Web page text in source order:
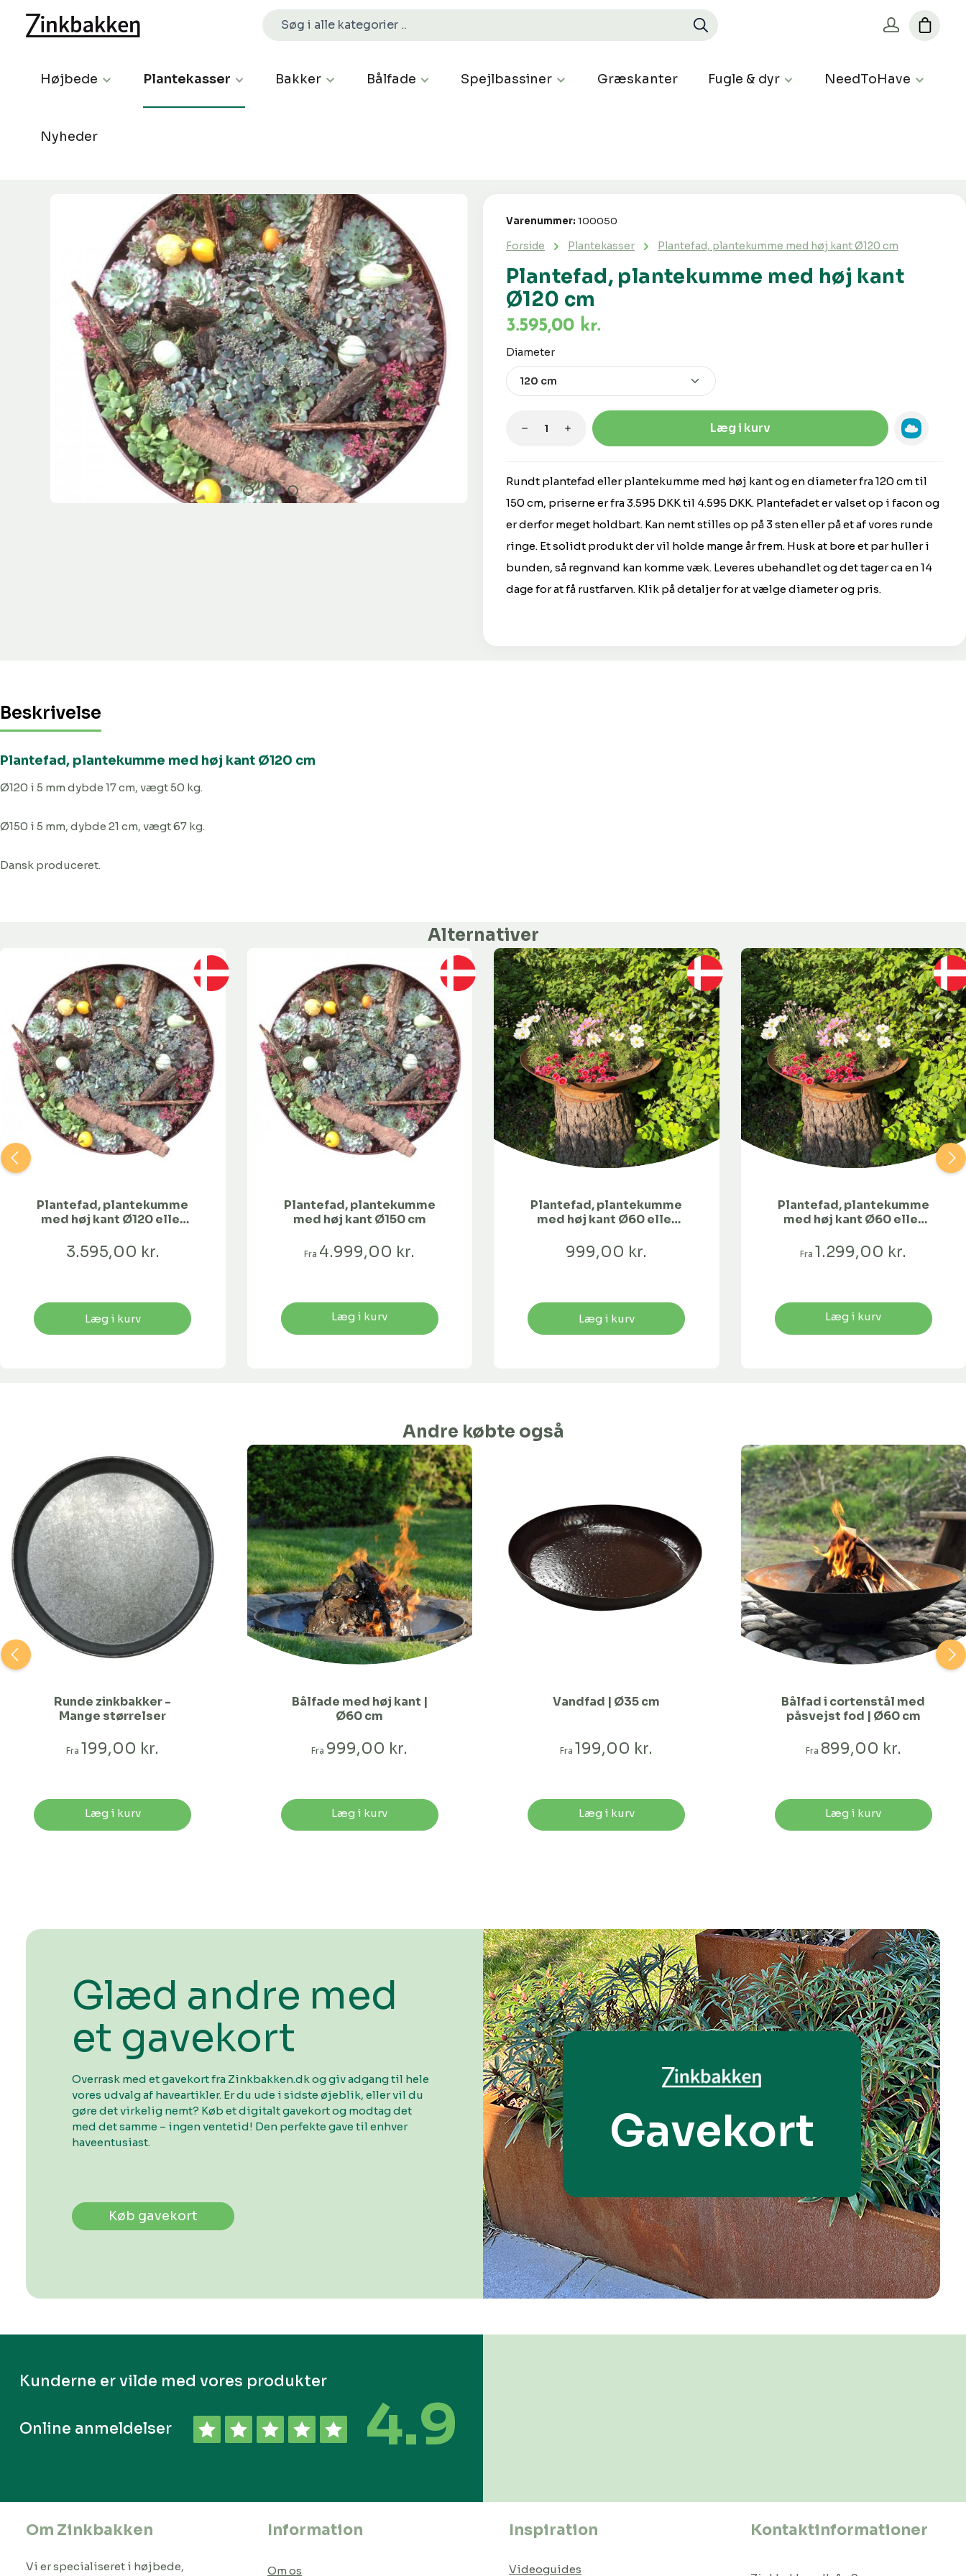
Højbede Plantekasser Bakker Bålfade Spejlbassiner Græskanter Fugle & dyr NeedToHave
Nyheder
Plantefad, plantekumme med høj kant
Ø120 cm
Forside Plantekasser Plantefad, plantekumme med høj kant Ø120 cm
Varenummer: 100050
Rundt plantefad eller plantekumme med høj kant og en diameter fra 120 cm til
150 cm, priserne er fra 3.595 DKK til 4.595 DKK. Plantefadet er valset op i facon og
er derfor meget holdbart. Kan nemt stilles op på 3 sten eller på et af vores runde
ringe. Et solidt produkt der vil holde mange år frem. Husk at bore et par huller i
bunden, så regnvand kan komme væk. Leveres ubehandlet og det tager ca en 14
dage for at få rustfarven. Klik på detaljer for at vælge diameter og pris.
3.595,00 kr.
Vælg
Diameter
Produktmængde: Indtast den ønskede mængde,
Læg i kurv
Beskrivelse
Plantefad, plantekumme med høj kant Ø120 cm
Ø120 i 5 mm dybde 17 cm, vægt 50 kg.
Ø150 i 5 mm, dybde 21 cm, vægt 67 kg.
Dansk produceret.
Alternativer
Plantefad, plantekumme
med høj kant Ø120 eller
3.595,00 kr.
Læg i kurv
Plantefad, plantekumme
med høj kant Ø150 cm
Fra 4.999,00 kr.
Læg i kurv
Plantefad, plantekumme
med høj kant Ø60 eller
999,00 kr.
Læg i kurv
Plantefad, plantekumme
med høj kant Ø60 eller
Fra 1.299,00 kr.
Læg i kurv
Andre købte også
Runde zinkbakker -
Mange størrelser
Fra 199,00 kr.
Læg i kurv
Bålfade med høj kant |
Ø60 cm
Fra 999,00 kr.
Læg i kurv
Vandfad | Ø35 cm
Fra 199,00 kr.
Læg i kurv
Bålfad i cortenstål med
påsvejst fod | Ø60 cm
Fra 899,00 kr.
Læg i kurv
Glæd andre med
et gavekort
Overrask med et gavekort fra Zinkbakken.dk og giv adgang til hele
vores udvalg af haveartikler. Er du ude i sidste øjeblik, eller vil du
gøre det virkelig nemt? Køb et digitalt gavekort og modtag det
med det samme – ingen ventetid! Den perfekte gave til enhver
haveentusiast.
Køb gavekort
Gavekort
Kunderne er vilde med vores produkter
Online anmeldelser 4.9
Om Zinkbakken
Vi er specialiseret i højbede,
Information
Om os
Inspiration
Videoguides
Kontaktinformationer